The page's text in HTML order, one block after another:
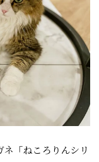
「ねころりんシリ